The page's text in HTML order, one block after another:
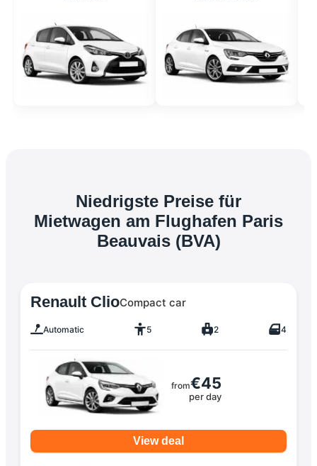
Niedrigste Preise für
Mietwagen am Flughafen Paris
Beauvais (BVA)
Renault ClioCompact car
Automatic 5 2 4
from€45
per day
View deal